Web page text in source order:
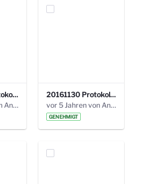
20170222 Protokoll 19. Steuerungskreis.pdf
vor 5 Jahren von Anni Schlumberger
20161130 Protokoll 18. Steuerungskreis.pdf
vor 5 Jahren von Anni Schlumberger
GENEHMIGT